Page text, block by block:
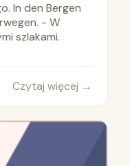
In den Bergen
- W
szlakami.
Czytaj więcej →